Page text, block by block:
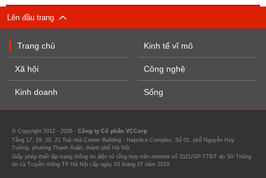
Lên đầu trang
Trang chủ
Xã hội
Kinh doanh
Kinh tế vĩ mô
Công nghệ
Sống
© Copyright 2012 - 2026 - Công ty Cổ phần VCCorp.
Tầng 17, 19, 20, 21 Toà nhà Center Building - Hapulico Complex, Số 01, phố Nguyễn Huy
Tưởng, phường Thanh Xuân, thành phố Hà Nội
Giấy phép thiết lập trang thông tin điện tử tổng hợp trên internet số 3321/GP-TTĐT do Sở Thông
tin và Truyền thông TP Hà Nội cấp ngày 03 tháng 07 năm 2019.